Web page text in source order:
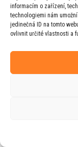
informacím o zařízení,
technologiemi nám
jedinečná ID na tomto
ovlivnit určité vlastnosti a
Web